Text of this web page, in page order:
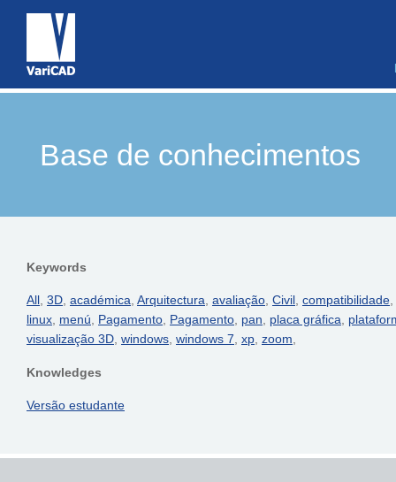
Base de conhecimentos
Keywords
All, 3D, académica, Arquitectura, avaliação, Civil, compatibilidade,
linux, menú, Pagamento, Pagamento, pan, placa gráfica,
visualização 3D, windows, windows 7, xp, zoom,
Knowledges
Versão estudante